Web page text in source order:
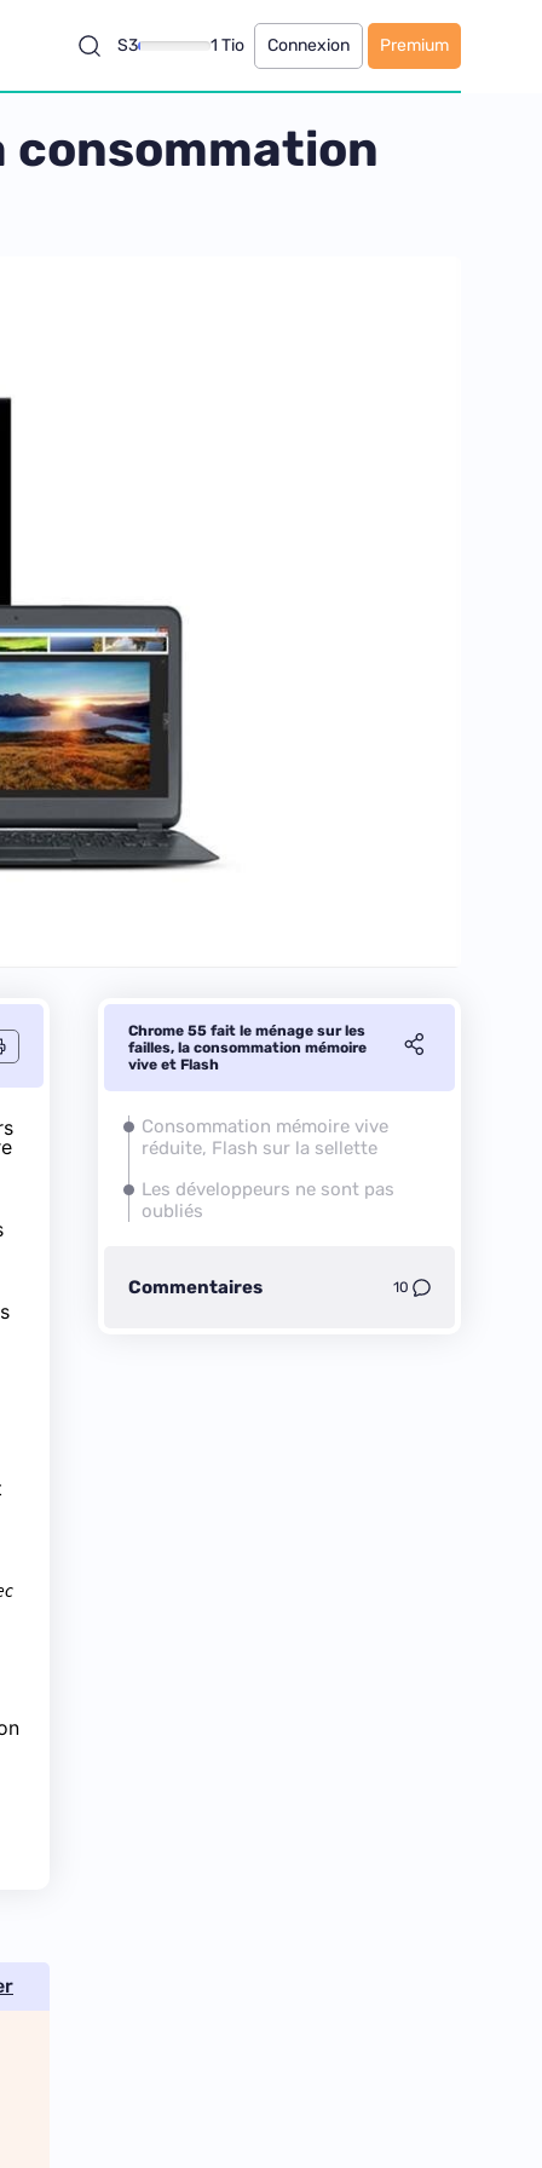
S3 1 Tio Connexion Premium
consommation
Chrome 55 fait le ménage sur les
failles, la consommation mémoire
vive et Flash
Consommation mémoire vive
réduite, Flash sur la sellette
Les développeurs ne sont pas
oubliés
Commentaires 10